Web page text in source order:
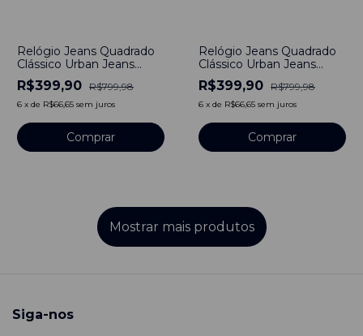
Relógio Jeans Quadrado
Clássico Urban Jeans
Besteel - Rosa
R$399,90 R$799,98
6 x de R$66,65 sem juros
Comprar
Relógio Jeans Quadrado
Clássico Urban Jeans
Besteel - Fashion
R$399,90 R$799,98
6 x de R$66,65 sem juros
Comprar
Mostrar mais produtos
Siga-nos